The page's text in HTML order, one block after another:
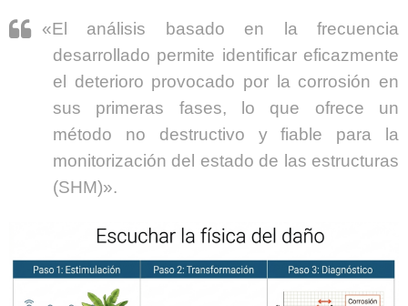
«El análisis basado en la frecuencia
desarrollado permite identificar eficazmente
el deterioro provocado por la corrosión en
sus primeras fases, lo que ofrece un
método no destructivo y fiable para la
monitorización del estado de las estructuras
(SHM)».